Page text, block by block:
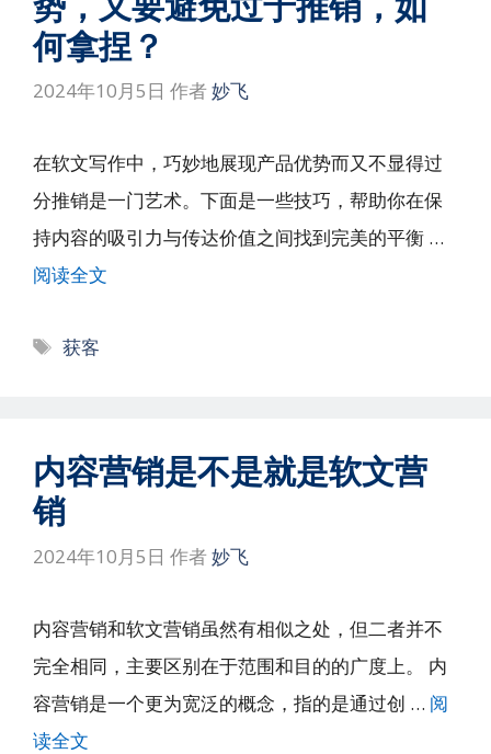
何拿捏？
2024年10月5日 作者妙飞
在软文写作中，巧妙地展现产品优势而又不显得过
分推销是一门艺术。下面是一些技巧，帮助你在保
持内容的吸引力与传达价值之间找到完美的平衡 …
阅读全文
标
获客
内容营销是不是就是软文营
销
2024年10月5日 作者妙飞
内容营销和软文营销虽然有相似之处，但二者并不
完全相同，主要区别在于范围和目的的广度上。 内
容营销是一个更为宽泛的概念，指的是通过创 … 阅
读全文